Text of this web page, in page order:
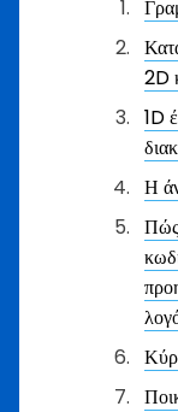
2D
1D
Η
Πώς